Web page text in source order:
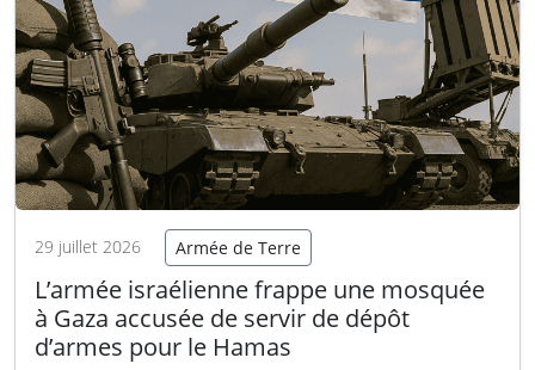
29 juillet 2026 Armée de Terre
L’armée israélienne frappe une mosquée
à Gaza accusée de servir de dépôt
d’armes pour le Hamas